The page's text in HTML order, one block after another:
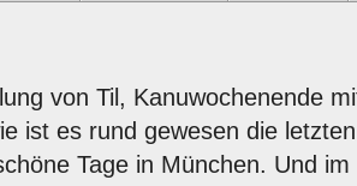
von Til, Kanuwochenende
ist es rund gewesen die
Tage in München. Und